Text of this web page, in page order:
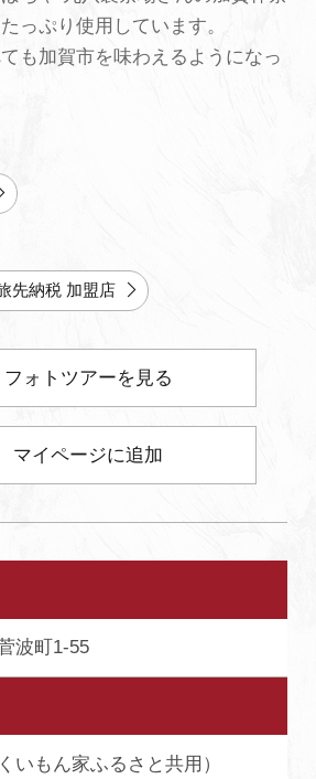
動画を見る
ンロード
シー
っぷり使用しています。
も加賀市を味わえるようになっ
先納税 加盟店
フォトツアーを見る
マイページに追加
波町1-55
いもん家ふるさと共用）